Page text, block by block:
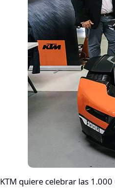
KTM quiere celebrar las